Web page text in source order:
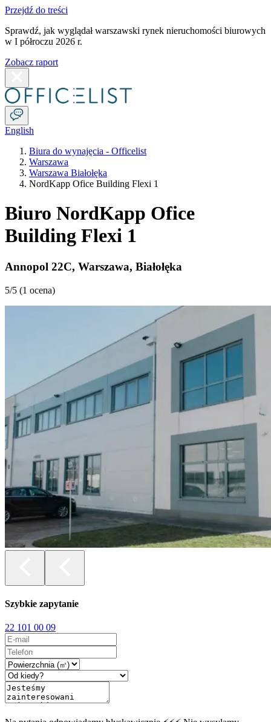
Przejdź do treści
Sprawdź, jak wyglądał warszawski rynek nieruchomości biurowych
w I półroczu 2026 r.
Zobacz raport
English
Biura do wynajęcia - Officelist
Warszawa
Warszawa Białołęka
NordKapp Ofice Building Flexi 1
Biuro NordKapp Ofice
Building Flexi 1
Annopol 22C, Warszawa, Białołęka
5/5 (1 ocena)
Szybkie zapytanie
22 101 00 09